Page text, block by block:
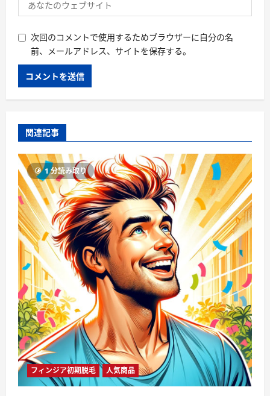
次回のコメントで使用するためブラウザーに自分の名
前、メールアドレス、サイトを保存する。
関連記事
1 分読み取り
フィンジア初期脱毛 人気商品